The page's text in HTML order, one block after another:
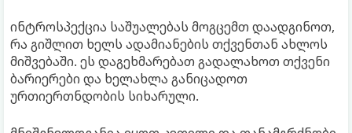
ინტროსპექცია საშუალებას მოგცემთ დაადგინოთ,
რა გიშლით ხელს ადამიანების თქვენთან ახლოს
მიშვებაში. ეს დაგეხმარებათ გადალახოთ თქვენი
ბარიერები და ხელახლა განიცადოთ
ურთიერთნდობის სიხარული.